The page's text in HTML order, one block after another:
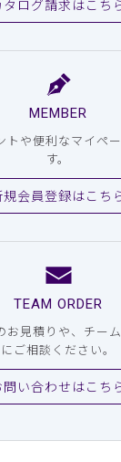
タログ請求はこち
MEMBER
トや便利なマイペ
す。
規会員登録はこち
TEAM ORDER
お見積りや、チー
にご相談ください。
問い合わせはこち